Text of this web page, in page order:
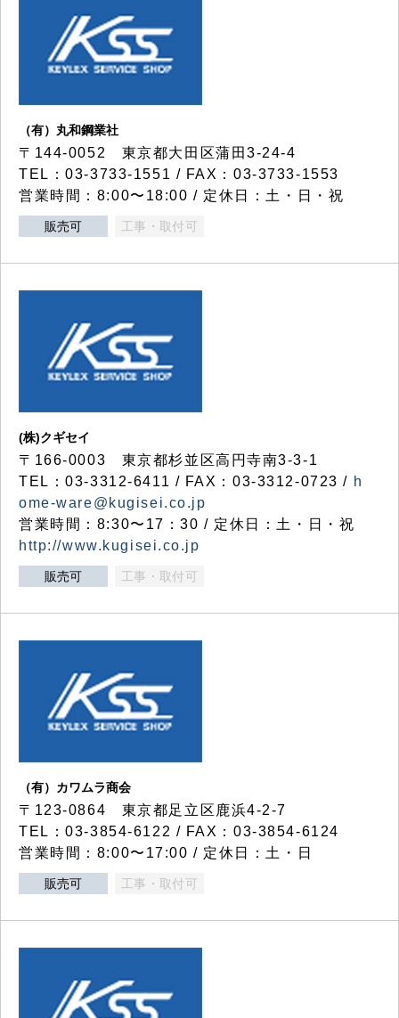
（有）丸和鋼業社
〒144-0052 東京都大田区蒲田3-24-4
TEL：03-3733-1551 / FAX：03-3733-1553
営業時間：8:00〜18:00 / 定休日：土・日・祝
販売可 工事・取付可
(株)クギセイ
〒166-0003 東京都杉並区高円寺南3-3-1
TEL：03-3312-6411 / FAX：03-3312-0723 / h
ome-ware@kugisei.co.jp
営業時間：8:30〜17：30 / 定休日：土・日・祝
http://www.kugisei.co.jp
販売可 工事・取付可
（有）カワムラ商会
〒123-0864 東京都足立区鹿浜4-2-7
TEL：03-3854-6122 / FAX：03-3854-6124
営業時間：8:00〜17:00 / 定休日：土・日
販売可 工事・取付可